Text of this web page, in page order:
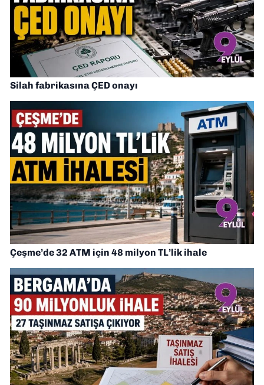
Silah fabrikasına ÇED onayı
Çeşme’de 32 ATM için 48 milyon TL’lik ihale